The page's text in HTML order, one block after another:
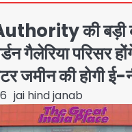
की बड़ी
गैलेरिया परिसर
जमीन की होगी ई-
jai hind janab